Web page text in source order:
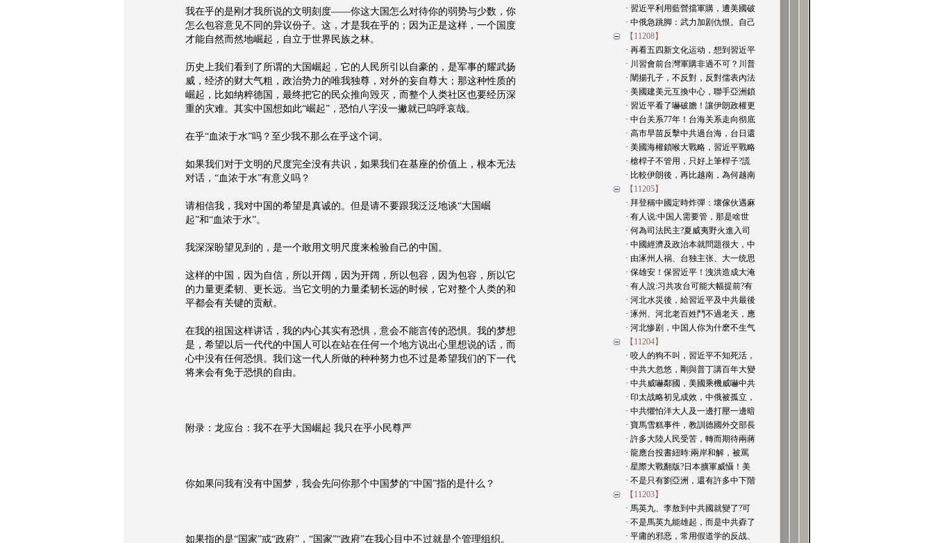
我在乎的是刚才我所说的文明刻度——你这大国怎么对待你的弱势与少数，你
怎么包容意见不同的异议份子。这，才是我在乎的；因为正是这样，一个国度
才能自然而然地崛起，自立于世界民族之林。
历史上我们看到了所谓的大国崛起，它的人民所引以自豪的，是军事的耀武扬
威，经济的财大气粗，政治势力的唯我独尊，对外的妄自尊大；那这种性质的
崛起，比如纳粹德国，最终把它的民众推向毁灭，而整个人类社区也要经历深
重的灾难。其实中国想如此“崛起”，恐怕八字没一撇就已呜呼哀哉。
在乎“血浓于水”吗？至少我不那么在乎这个词。
如果我们对于文明的尺度完全没有共识，如果我们在基座的价值上，根本无法
对话，“血浓于水”有意义吗？
请相信我，我对中国的希望是真诚的。但是请不要跟我泛泛地谈“大国崛
起”和“血浓于水”。
我深深盼望见到的，是一个敢用文明尺度来检验自己的中国。
这样的中国，因为自信，所以开阔，因为开阔，所以包容，因为包容，所以它
的力量更柔韧、更长远。当它文明的力量柔韧长远的时候，它对整个人类的和
平都会有关键的贡献。
在我的祖国这样讲话，我的内心其实有恐惧，意会不能言传的恐惧。我的梦想
是，希望以后一代代的中国人可以在站在任何一个地方说出心里想说的话，而
心中没有任何恐惧。我们这一代人所做的种种努力也不过是希望我们的下一代
将来会有免于恐惧的自由。
附录：龙应台：我不在乎大国崛起 我只在乎小民尊严
你如果问我有没有中国梦，我会先问你那个中国梦的“中国”指的是什么？
如果指的是“国家”或“政府”，“国家”“政府”在我心目中不过就是个管理组织。
· 習近平利用藍營擋軍購，遭美國破
· 中俄急跳脚：武力加剧仇恨。自己
【11208】
· 再看五四新文化运动，想到習近平
· 川習會前台灣軍購非過不可？川普
· 闡揚孔子，不反對，反對儒表內法
· 美國建美元互換中心，聯手亞洲鎖
· 習近平看了嚇破膽！讓伊朗政權更
· 中台关系77年！台海关系走向彻底
· 高市早苗反擊中共過台海，台日還
· 美國海權鎖喉大戰略，習近平戰略
· 槍桿子不管用，只好上筆桿子?謊
· 比較伊朗後，再比越南，為何越南
【11205】
· 拜登稱中國定時炸彈：壞傢伙遇麻
· 有人说:中国人需要管，那是啥世
· 何為司法民主?夏威夷野火進入司
· 中國經濟及政治本就問題很大，中
· 由涿州人祸、台独主张、大一统思
· 保雄安！保習近平！洩洪造成大淹
· 有人說:习共攻台可能大幅提前?有
· 河北水災後，給習近平及中共最後
· 涿州、河北老百姓鬥不過老天，應
· 河北惨剧，中国人你为什麽不生气
【11204】
· 咬人的狗不叫，習近平不知死活，
· 中共大忽悠，剛與普丁講百年大變
· 中共威嚇鄰國，美國乘機威嚇中共
· 印太战略初见成效，中俄被孤立，
· 中共懼怕洋大人及一邊打壓一邊暗
· 寶馬雪糕事件，教訓德國外交部長
· 許多大陸人民受苦，轉而期待兩蔣
· 龍應台投書紐時:兩岸和解，被罵
· 星際大戰翻版?日本擴軍威懾！美
· 不是只有劉亞洲，還有許多中下階
【11203】
· 馬英九、李敖到中共國就變了?可
· 不是馬英九能雄起，而是中共孬了
· 平庸的邪恶，常用假道学的反战、